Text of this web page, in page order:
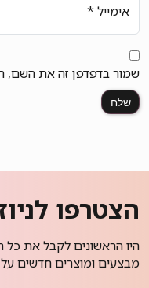
אימייל *
שמור בדפדפן זה את השם,
הצטרפו
היו הראשונים לקבל את כל
מבצעים ומוצרים חדשים